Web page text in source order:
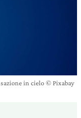
in cielo © Pixabay